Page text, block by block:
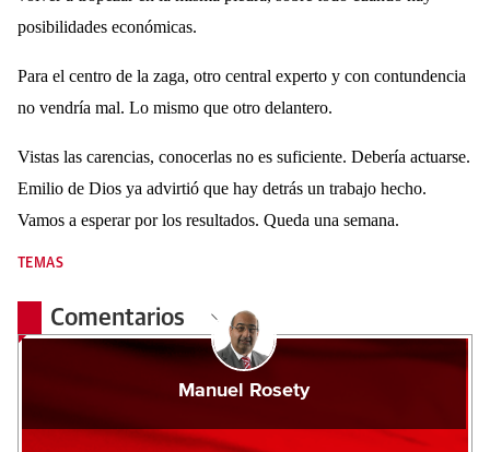
posibilidades económicas.
Para el centro de la zaga, otro central experto y con contundencia
no vendría mal. Lo mismo que otro delantero.
Vistas las carencias, conocerlas no es suficiente. Debería actuarse.
Emilio de Dios ya advirtió que hay detrás un trabajo hecho.
Vamos a esperar por los resultados. Queda una semana.
TEMAS
Comentarios
Manuel Rosety